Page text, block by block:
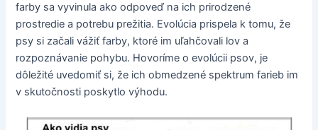
farby sa vyvinula ako odpoveď na ich prirodzené
prostredie a potrebu prežitia. Evolúcia prispela k tomu, že
psy si začali vážiť farby, ktoré im uľahčovali lov a
rozpoznávanie pohybu. Hovoríme o evolúcii psov, je
dôležité uvedomiť si, že ich obmedzené spektrum farieb im
v skutočnosti poskytlo výhodu.